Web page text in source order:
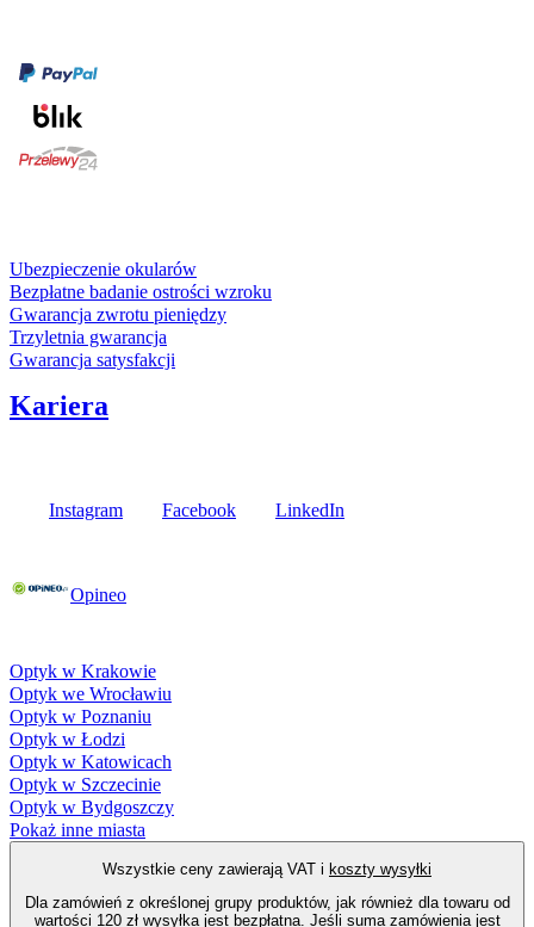
Ubezpieczenie okularów
Bezpłatne badanie ostrości wzroku
Gwarancja zwrotu pieniędzy
Trzyletnia gwarancja
Gwarancja satysfakcji
Kariera
Instagram Facebook LinkedIn
Opineo
Optyk w Krakowie
Optyk we Wrocławiu
Optyk w Poznaniu
Optyk w Łodzi
Optyk w Katowicach
Optyk w Szczecinie
Optyk w Bydgoszczy
Pokaż inne miasta
Wszystkie ceny zawierają VAT i koszty wysyłki
Dla zamówień z określonej grupy produktów, jak również dla towaru od
wartości 120 zł wysyłka jest bezpłatna. Jeśli suma zamówienia jest